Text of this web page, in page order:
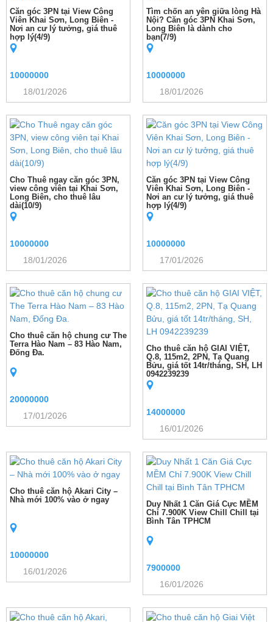
Căn góc 3PN tại View Công
Viên Khai Sơn, Long Biên -
Nơi an cư lý tưởng, giá thuê
hợp lý(4/9)
10000000
18/01/2026
Tìm chốn an yên giữa lòng Hà
Nội? Căn góc 3PN Khai Sơn,
Long Biên là dành cho
bạn(7/9)
10000000
18/01/2026
Cho Thuê ngay căn góc 3PN,
view công viên tại Khai Sơn,
Long Biên, cho thuê lâu
dài(10/9)
10000000
18/01/2026
Căn góc 3PN tại View Công
Viên Khai Sơn, Long Biên -
Nơi an cư lý tưởng, giá thuê
hợp lý(4/9)
10000000
17/01/2026
Cho thuê căn hộ chung cư The
Terra Hào Nam – 83 Hào Nam,
Đống Đa.
20000000
17/01/2026
Cho thuê căn hộ GIAI VIỆT,
Q.8, 115m2, 2PN, Tạ Quang
Bửu, giá tốt 14tr/tháng, SH, LH
0942239239
14000000
16/01/2026
Cho thuê căn hộ Akari City –
Nhà mới 100% vào ở ngay
10000000
16/01/2026
Duy Nhất 1 Căn Giá Cực MỀM
Chỉ 7.900K View Chill Chill tại
Bình Tân TPHCM
7900000
16/01/2026